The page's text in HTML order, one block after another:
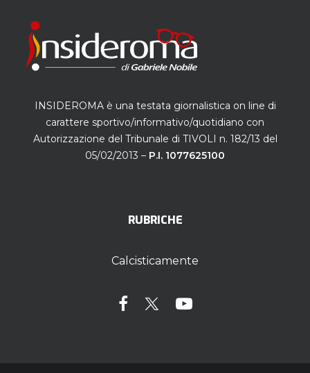
INSIDEROMA è una testata giornalistica on line di
carattere sportivo/informativo/quotidiano con
Autorizzazione del Tribunale di TIVOLI n. 182/13 del
05/02/2013 – P.I. 1077625100
RUBRICHE
Calcisticamente